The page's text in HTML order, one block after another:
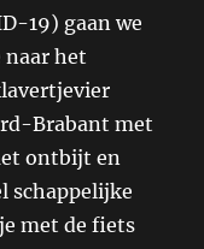
19) gaan we
het
Brabant met
ontbijt en
schappelijke
met de fiets